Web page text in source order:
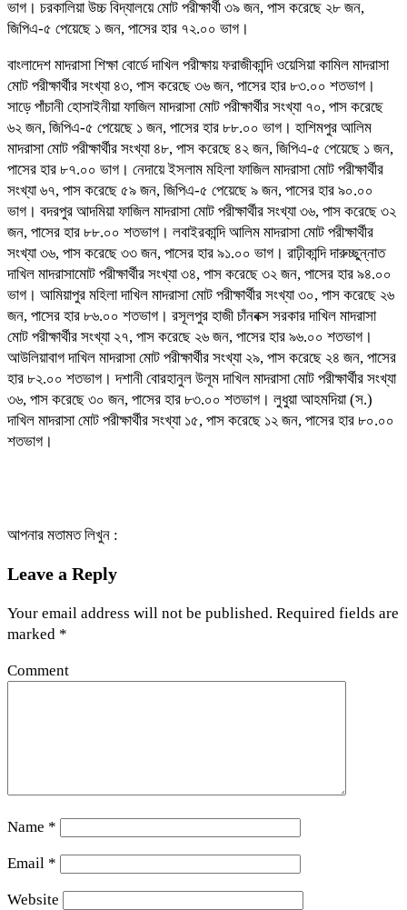
ভাগ। চরকালিয়া উচ্চ বিদ্যালয়ে মোট পরীক্ষার্থী ৩৯ জন, পাস করেছে ২৮ জন,
জিপিএ-৫ পেয়েছে ১ জন, পাসের হার ৭২.০০ ভাগ।
বাংলাদেশ মাদরাসা শিক্ষা বোর্ডে দাখিল পরীক্ষায় ফরাজীকান্দি ওয়েসিয়া কামিল মাদরাসা
মোট পরীক্ষার্থীর সংখ্যা ৪৩, পাস করেছে ৩৬ জন, পাসের হার ৮৩.০০ শতভাগ।
সাড়ে পাঁচানী হোসাইনীয়া ফাজিল মাদরাসা মোট পরীক্ষার্থীর সংখ্যা ৭০, পাস করেছে
৬২ জন, জিপিএ-৫ পেয়েছে ১ জন, পাসের হার ৮৮.০০ ভাগ। হাশিমপুর আলিম
মাদরাসা মোট পরীক্ষার্থীর সংখ্যা ৪৮, পাস করেছে ৪২ জন, জিপিএ-৫ পেয়েছে ১ জন,
পাসের হার ৮৭.০০ ভাগ। নেদায়ে ইসলাম মহিলা ফাজিল মাদরাসা মোট পরীক্ষার্থীর
সংখ্যা ৬৭, পাস করেছে ৫৯ জন, জিপিএ-৫ পেয়েছে ৯ জন, পাসের হার ৯০.০০
ভাগ। বদরপুর আদমিয়া ফাজিল মাদরাসা মোট পরীক্ষার্থীর সংখ্যা ৩৬, পাস করেছে ৩২
জন, পাসের হার ৮৮.০০ শতভাগ। লবাইরকান্দি আলিম মাদরাসা মোট পরীক্ষার্থীর
সংখ্যা ৩৬, পাস করেছে ৩৩ জন, পাসের হার ৯১.০০ ভাগ। রাঢ়ীকান্দি দারুচ্ছুন্নাত
দাখিল মাদরাসামোট পরীক্ষার্থীর সংখ্যা ৩৪, পাস করেছে ৩২ জন, পাসের হার ৯৪.০০
ভাগ। আমিয়াপুর মহিলা দাখিল মাদরাসা মোট পরীক্ষার্থীর সংখ্যা ৩০, পাস করেছে ২৬
জন, পাসের হার ৮৬.০০ শতভাগ। রসূলপুর হাজী চাঁনবক্স সরকার দাখিল মাদরাসা
মোট পরীক্ষার্থীর সংখ্যা ২৭, পাস করেছে ২৬ জন, পাসের হার ৯৬.০০ শতভাগ।
আউলিয়াবাগ দাখিল মাদরাসা মোট পরীক্ষার্থীর সংখ্যা ২৯, পাস করেছে ২৪ জন, পাসের
হার ৮২.০০ শতভাগ। দশানী বোরহানুল উলূম দাখিল মাদরাসা মোট পরীক্ষার্থীর সংখ্যা
৩৬, পাস করেছে ৩০ জন, পাসের হার ৮৩.০০ শতভাগ। লুধুয়া আহমদিয়া (স.)
দাখিল মাদরাসা মোট পরীক্ষার্থীর সংখ্যা ১৫, পাস করেছে ১২ জন, পাসের হার ৮০.০০
শতভাগ।
আপনার মতামত লিখুন :
Leave a Reply
Your email address will not be published. Required fields are
marked *
Comment
Name *
Email *
Website